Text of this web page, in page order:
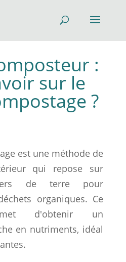
:
sur le
?
est une méthode de
qui repose sur
de terre pour
organiques. Ce
d'obtenir un
en nutriments, idéal